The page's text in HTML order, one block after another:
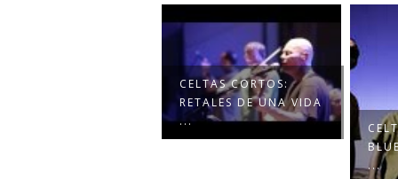
CELTAS CORTOS:
RETALES DE UNA VIDA
...
...